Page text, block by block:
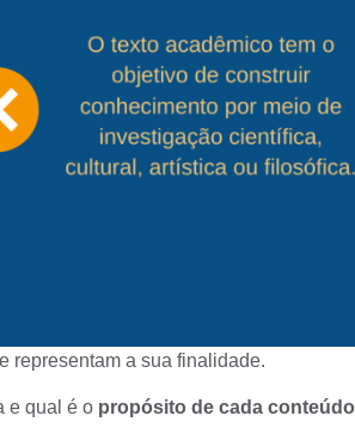
representam a sua finalidade.
e qual é o propósito de cada conteúdo